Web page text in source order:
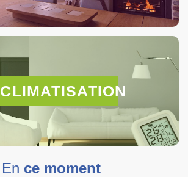
CLIMATISATION
En ce moment